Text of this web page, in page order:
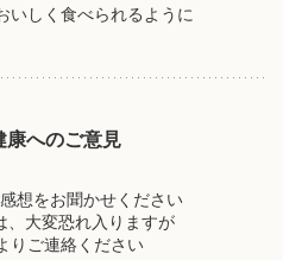
いしく食べられるように
康へのご意見
想をお聞かせください
、大変恐れ入りますが
りご連絡ください